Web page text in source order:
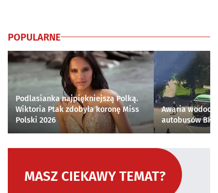
POPULARNE
Podlasianka najpiękniejszą Polką.
Wiktoria Ptak zdobyła koronę Miss
Polski 2026
Awaria
autobusów
MASZ CIEKAWY TEMAT?